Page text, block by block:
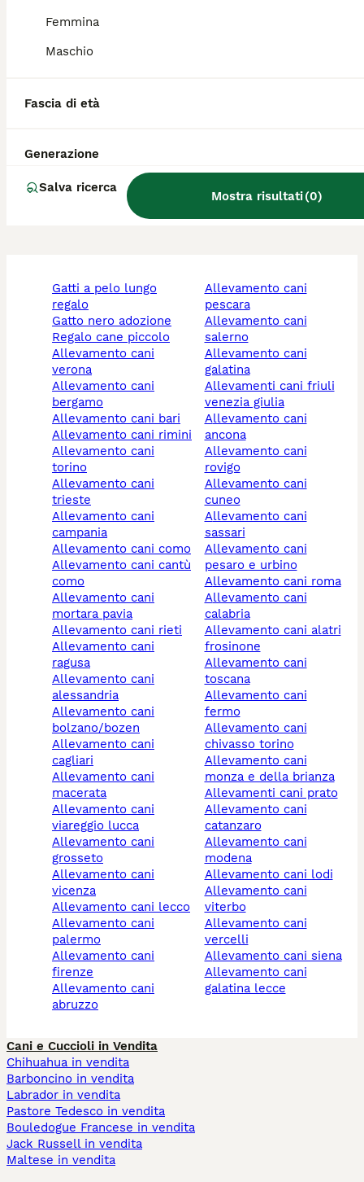
Femmina
Maschio
Fascia di età
Generazione
Salva ricerca
Mostra risultati(0)
Quali sono i difetti del
Leonberger?
Il Leonberger è aggressivo?
Il Leonberger sbava?
gatti a pelo lungo
regalo
gatto nero adozione
regalo cane piccolo
allevamento cani
verona
allevamento cani
bergamo
allevamento cani bari
allevamento cani rimini
allevamento cani
torino
allevamento cani
trieste
allevamento cani
campania
allevamento cani como
allevamento cani cantù
como
allevamento cani
mortara pavia
allevamento cani rieti
allevamento cani
ragusa
allevamento cani
alessandria
allevamento cani
bolzano/bozen
allevamento cani
cagliari
allevamento cani
macerata
allevamento cani
viareggio lucca
allevamento cani
grosseto
allevamento cani
vicenza
allevamento cani lecco
allevamento cani
palermo
allevamento cani
firenze
allevamento cani
abruzzo
allevamento cani
pescara
allevamento cani
salerno
allevamento cani
galatina
allevamenti cani friuli
venezia giulia
allevamento cani
ancona
allevamento cani
rovigo
allevamento cani
cuneo
allevamento cani
sassari
allevamento cani
pesaro e urbino
allevamento cani roma
allevamento cani
calabria
allevamento cani alatri
frosinone
allevamento cani
toscana
allevamento cani
fermo
allevamento cani
chivasso torino
allevamento cani
monza e della brianza
allevamenti cani prato
allevamento cani
catanzaro
allevamento cani
modena
allevamento cani lodi
allevamento cani
viterbo
allevamento cani
vercelli
allevamento cani siena
allevamento cani
galatina lecce
Cani e Cuccioli in Vendita
Chihuahua in vendita
Barboncino in vendita
Labrador in vendita
Pastore Tedesco in vendita
Bouledogue Francese in vendita
Jack Russell in vendita
Maltese in vendita